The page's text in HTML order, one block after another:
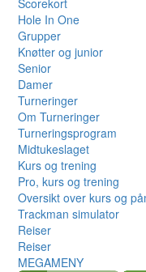
Scorekort
Hole In One
Grupper
Knøtter og junior
Senior
Damer
Turneringer
Om Turneringer
Turneringsprogram
Midtukeslaget
Kurs og trening
Pro, kurs og trening
Oversikt over kurs og
Trackman simulator
Reiser
Reiser
MEGAMENY